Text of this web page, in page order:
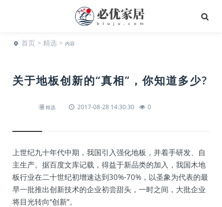
首页 > 精选 > 内容
关于地板创新的“真相”，你知道多少?
精选 2017-08-28 14:30:30 0
上世纪九十年代中期，我国引入强化地板，并着手研发、自
主生产。据百度文库记载，得益于新品类的加入，我国木地
板行业在二十世纪初增速达到30%-70%，以圣象为代表的最
早一批推出创新技术的企业初尝甜头，一时之间，大批企业
将目光转向“创新”。